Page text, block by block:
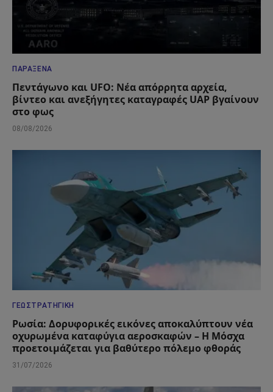
ΠΑΡΆΞΕΝΑ
Πεντάγωνο και UFO: Νέα απόρρητα αρχεία,
βίντεο και ανεξήγητες καταγραφές UAP βγαίνουν
στο φως
08/08/2026
ΓΕΩΣΤΡΑΤΗΓΙΚΉ
Ρωσία: Δορυφορικές εικόνες αποκαλύπτουν νέα
οχυρωμένα καταφύγια αεροσκαφών – Η Μόσχα
προετοιμάζεται για βαθύτερο πόλεμο φθοράς
31/07/2026